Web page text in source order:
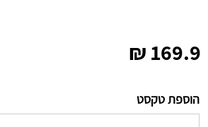
169.9
₪
הוספת טקסט